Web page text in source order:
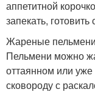
аппетитной
запекать,
Жареные
Пельмени можно
оттаянном или
сковороду с